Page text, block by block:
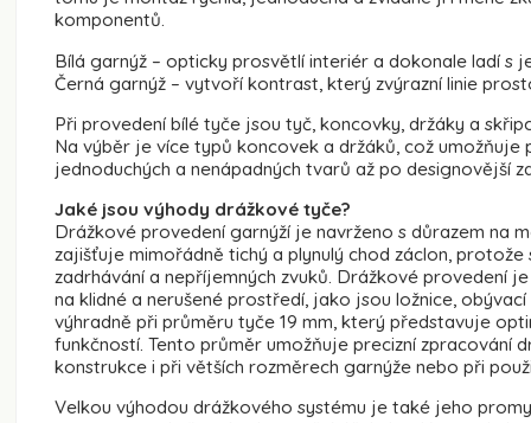
komponentů.
Bílá garnýž – opticky prosvětlí interiér a dokonale ladí s
Černá garnýž – vytvoří kontrast, který zvýrazní linie
Při provedení bílé tyče jsou tyč, koncovky, držáky a
Na výběr je více typů koncovek a držáků, což
jednoduchých a nenápadných tvarů až po designovější
Jaké jsou výhody drážkové tyče?
Drážkové provedení garnýží je navrženo s důrazem na
zajišťuje mimořádně tichý a plynulý chod záclon,
zadrhávání a nepříjemných zvuků. Drážkové provedení
na klidné a nerušené prostředí, jako jsou ložnice,
výhradně při průměru tyče 19 mm, který představuje
funkčností. Tento průměr umožňuje precizní
konstrukce i při větších rozměrech garnýže nebo při
Velkou výhodou drážkového systému je také jeho